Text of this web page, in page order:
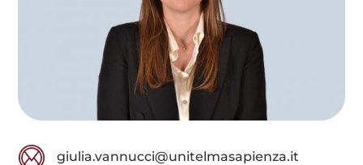
giulia.vannucci@unitelmasapienza.it